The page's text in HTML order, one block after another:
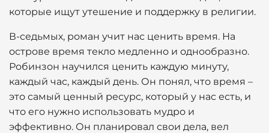
которые ищут утешение и поддержку в религии.
В-седьмых, роман учит нас ценить время. На
острове время текло медленно и однообразно.
Робинзон научился ценить каждую минуту,
каждый час, каждый день. Он понял, что время –
это самый ценный ресурс, который у нас есть, и
что его нужно использовать мудро и
эффективно. Он планировал свои дела, вел